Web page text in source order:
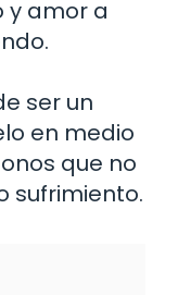
y amor a
ser un
en medio
que no
sufrimiento.